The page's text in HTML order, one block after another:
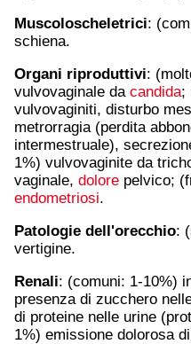
Muscoloscheletrici:
schiena.
Organi riproduttivi:
vulvovaginale da candida;
vulvovaginiti, disturbo
metrorragia (perdita
intermestruale),
1%) vulvovaginite da
vaginale, dolore pelvico;
endometriosi.
Patologie dell'orecchio:
vertigine.
Renali: (comuni: 1-10%)
presenza di zucchero
di proteine nelle urine
1%) emissione dolorosa